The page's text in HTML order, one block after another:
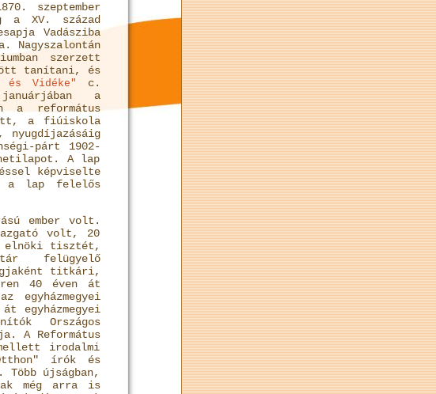
szeptember
a XV. század
Vadásziba
Nagyszalontán
szerzett
jött tanítani, és
és Vidéke"
c.
a
a református
a fiúiskola
párt 1902-
A lap
képviselte
a lap felelős
ember volt.
volt, 20
elnöki tisztét,
felügyelő
titkári,
40 éven át
egyházmegyei
Országos
A Református
irodalmi
írók és
újságban,
még arra is